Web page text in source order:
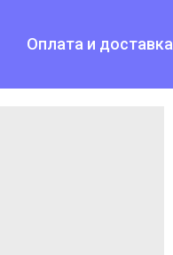
Оплата и доставка